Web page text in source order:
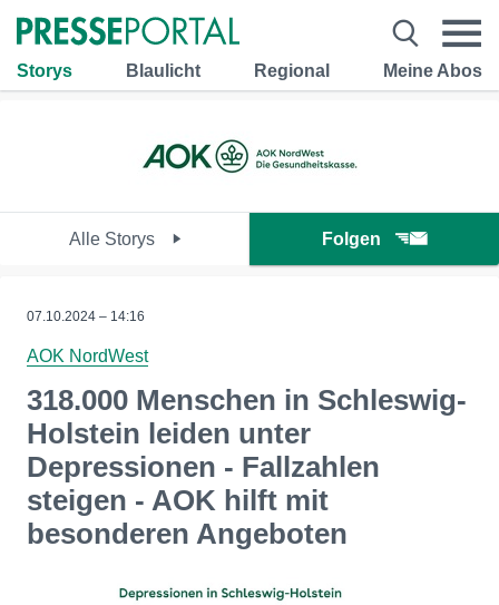
Storys Blaulicht Regional Meine Abos
Alle Storys Folgen
07.10.2024 – 14:16
AOK NordWest
318.000 Menschen in Schleswig-
Holstein leiden unter
Depressionen - Fallzahlen
steigen - AOK hilft mit
besonderen Angeboten